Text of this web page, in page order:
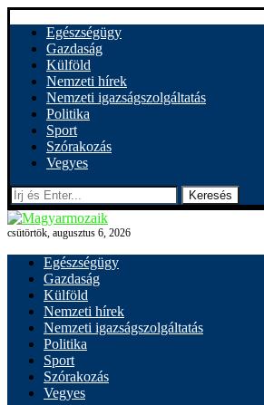
Egészségügy
Gazdaság
Külföld
Nemzeti hírek
Nemzeti igazságszolgáltatás
Politika
Sport
Szórakozás
Vegyes
Keresés
csütörtök, augusztus 6, 2026
Egészségügy
Gazdaság
Külföld
Nemzeti hírek
Nemzeti igazságszolgáltatás
Politika
Sport
Szórakozás
Vegyes